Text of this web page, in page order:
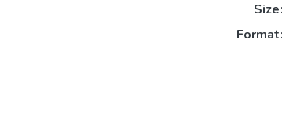
Size:
Format: